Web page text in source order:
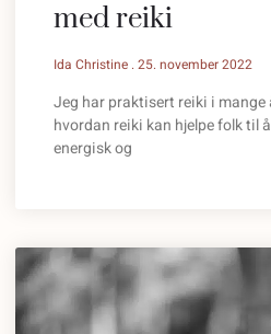
med reiki
Ida Christine 25. november 2022
Jeg har praktisert reiki i mange
hvordan reiki kan hjelpe folk til
energisk og